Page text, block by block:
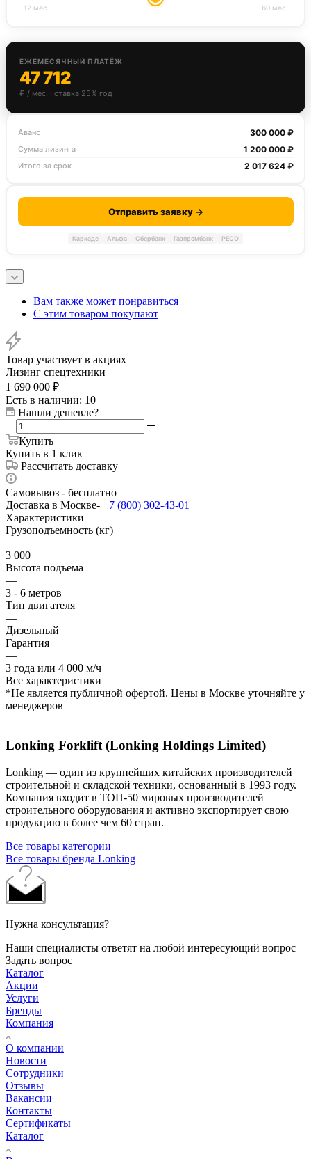
12 мес. 60 мес.
ЕЖЕМЕСЯЧНЫЙ ПЛАТЁЖ
47 712
₽ / мес. · ставка 25% год
Аванс 300 000 ₽
Сумма лизинга 1 200 000 ₽
Итого за срок 2 017 624 ₽
Отправить заявку →
Каркаде Альфа Сбербанк Газпромбанк РЕСО
Вам также может понравиться
С этим товаром покупают
Товар участвует в акциях
Лизинг спецтехники
1 690 000 ₽
Есть в наличии: 10
Нашли дешевле?
Купить
Купить в 1 клик
Рассчитать доставку
Самовывоз - бесплатно
Доставка в Москве- +7 (800) 302-43-01
Характеристики
Грузоподъемность (кг)
—
3 000
Высота подъема
—
3 - 6 метров
Тип двигателя
—
Дизельный
Гарантия
—
3 года или 4 000 м/ч
Все характеристики
*Не является публичной офертой. Цены в Москве уточняйте у
менеджеров
Lonking Forklift (Lonking Holdings Limited)
Lonking — один из крупнейших китайских производителей
строительной и складской техники, основанный в 1993 году.
Компания входит в ТОП-50 мировых производителей
строительного оборудования и активно экспортирует свою
продукцию в более чем 60 стран.
Все товары категории
Все товары бренда Lonking
Нужна консультация?
Наши специалисты ответят на любой интересующий вопрос
Задать вопрос
Каталог
Акции
Услуги
Бренды
Компания
О компании
Новости
Сотрудники
Отзывы
Вакансии
Контакты
Сертификаты
Каталог